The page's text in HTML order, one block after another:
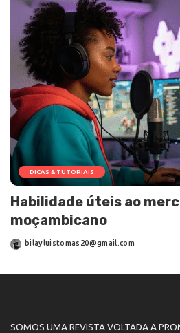
DICAS & TUTORIAIS
Habilidade úteis ao
moçambicano
bilayluistomas20@gmail.com
SOMOS UMA REVISTA VOLTADA A